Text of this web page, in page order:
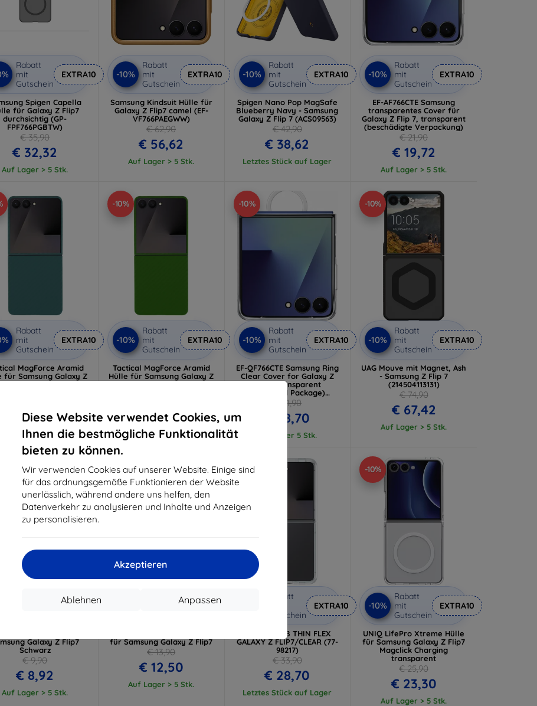
Diese Website verwendet Cookies, um
Ihnen die bestmögliche Funktionalität
bieten zu können.
Wir verwenden Cookies auf unserer Website. Einige sind
für das ordnungsgemäße Funktionieren der Website
unerlässlich, während andere uns helfen, den
Datenverkehr zu analysieren und Inhalte und Anzeigen
zu personalisieren.
Akzeptieren
Anpassen
Ablehnen
Rabatt
mit
Gutschein
EXTRA10
Spigen Capella
für Galaxy Z Flip7
durchsichtig (GP-
FPF766PGBTW)
€ 35,90
€ 32,32
Auf Lager > 5 Stk.
-10%
Rabatt
mit
Gutschein
EXTRA10
Samsung Kindsuit Hülle für
Galaxy Z Flip7 camel (EF-
VF766PAEGWW)
€ 62,90
€ 56,62
Auf Lager > 5 Stk.
-10%
Rabatt
mit
Gutschein
EXTRA10
Spigen Nano Pop MagSafe
Blueberry Navy - Samsung
Galaxy Z Flip 7 (ACS09563)
€ 42,90
€ 38,62
Letztes Stück auf Lager
-10%
Rabatt
mit
Gutschein
EXTRA10
EF-AF766CTE Samsung
transparentes Cover für
Galaxy Z Flip 7, transparent
(beschädigte Verpackung)
€ 21,90
€ 19,72
Auf Lager > 5 Stk.
Rabatt
mit
Gutschein
EXTRA10
MagForce Aramid
für Samsung Galaxy Z
Blue Jay (57983126562)
€ 30,52
-10%
-10%
Rabatt
mit
Gutschein
EXTRA10
Tactical MagForce Aramid
Hülle für Samsung Galaxy Z
Flip 7, Green Toad
€ 30,52
-10%
-10%
Rabatt
mit
Gutschein
EXTRA10
EF-QF766CTE Samsung Ring
Clear Cover for Galaxy Z
Flip 7 Transparent
(Damaged Package)
(57983130468)
€ 31,90
€ 28,70
Auf Lager 5 Stk.
-10%
-10%
Rabatt
mit
Gutschein
EXTRA10
UAG Mouve mit Magnet, Ash
- Samsung Z Flip 7
(214504113131)
€ 74,90
€ 67,42
Auf Lager > 5 Stk.
EXTRA10
MagSafe Hülle für
Galaxy Z Flip7
Schwarz
€ 9,90
€ 8,92
Auf Lager > 5 Stk.
-10%
EXTRA10
für Samsung Galaxy Z Flip7
€ 13,90
€ 12,50
Auf Lager > 5 Stk.
-15%
Rabatt
Gutschein
EXTRA10
Otterbox OB THIN FLEX
GALAXY Z FLIP7/CLEAR (77-
98217)
€ 33,90
€ 28,70
Letztes Stück auf Lager
-10%
-10%
Rabatt
mit
Gutschein
EXTRA10
UNIQ LifePro Xtreme Hülle
für Samsung Galaxy Z Flip7
Magclick Charging
transparent
€ 25,90
€ 23,30
Auf Lager > 5 Stk.